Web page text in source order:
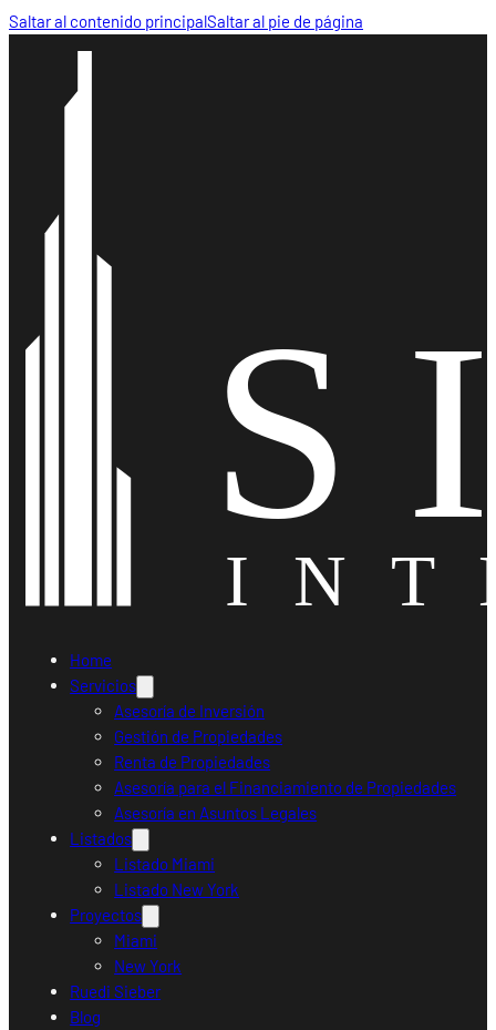
Saltar al contenido principalSaltar al pie de página
Home
Servicios
Asesoría de Inversión
Gestión de Propiedades
Renta de Propiedades
Asesoría para el Financiamiento de Propiedades
Asesoría en Asuntos Legales
Listados
Listado Miami
Listado New York
Proyectos
Miami
New York
Ruedi Sieber
Blog